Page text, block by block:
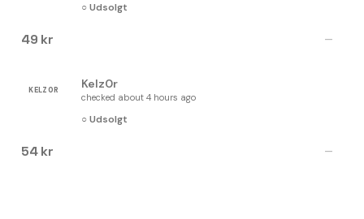
○ Udsolgt
49 kr —
KELZ0R Kelz0r
checked about 4 hours ago
○ Udsolgt
54 kr —